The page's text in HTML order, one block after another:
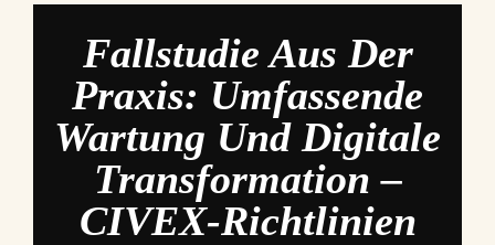
Fallstudie Aus Der
Praxis: Umfassende
Wartung Und Digitale
Transformation –
CIVEX-Richtlinien